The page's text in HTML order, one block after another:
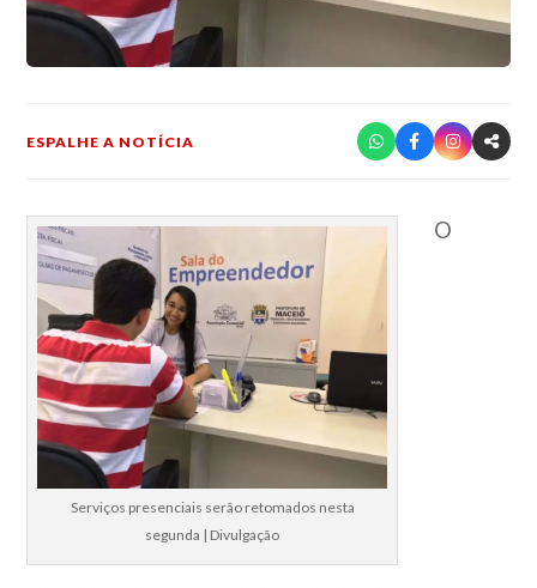
ESPALHE A NOTÍCIA
Serviços presenciais serão retomados nesta
segunda | Divulgação
O